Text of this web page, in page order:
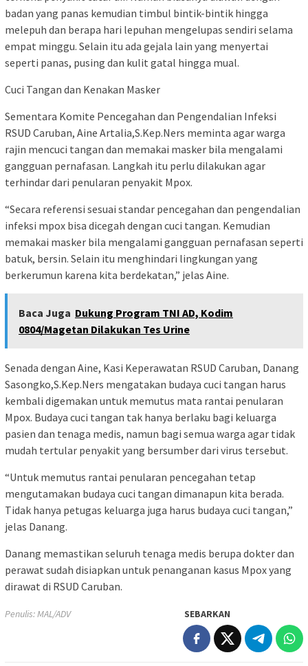
badan yang panas kemudian timbul bintik-bintik hingga
melepuh dan berapa hari lepuhan mengelupas sendiri selama
empat minggu. Selain itu ada gejala lain yang menyertai
seperti panas, pusing dan kulit gatal hingga mual.
Cuci Tangan dan Kenakan Masker
Sementara Komite Pencegahan dan Pengendalian Infeksi
RSUD Caruban, Aine Artalia,S.Kep.Ners meminta agar warga
rajin mencuci tangan dan memakai masker bila mengalami
gangguan pernafasan. Langkah itu perlu dilakukan agar
terhindar dari penularan penyakit Mpox.
“Secara referensi sesuai standar pencegahan dan pengendalian
infeksi mpox bisa dicegah dengan cuci tangan. Kemudian
memakai masker bila mengalami gangguan pernafasan seperti
batuk, bersin. Selain itu menghindari lingkungan yang
berkerumun karena kita berdekatan,” jelas Aine.
Baca Juga Dukung Program TNI AD, Kodim
0804/Magetan Dilakukan Tes Urine
Senada dengan Aine, Kasi Keperawatan RSUD Caruban, Danang
Sasongko,S.Kep.Ners mengatakan budaya cuci tangan harus
kembali digemakan untuk memutus mata rantai penularan
Mpox. Budaya cuci tangan tak hanya berlaku bagi keluarga
pasien dan tenaga medis, namun bagi semua warga agar tidak
mudah tertular penyakit yang bersumber dari virus tersebut.
“Untuk memutus rantai penularan pencegahan tetap
mengutamakan budaya cuci tangan dimanapun kita berada.
Tidak hanya petugas keluarga juga harus budaya cuci tangan,”
jelas Danang.
Danang memastikan seluruh tenaga medis berupa dokter dan
perawat sudah disiapkan untuk penanganan kasus Mpox yang
dirawat di RSUD Caruban.
Penulis: MAL/ADV SEBARKAN